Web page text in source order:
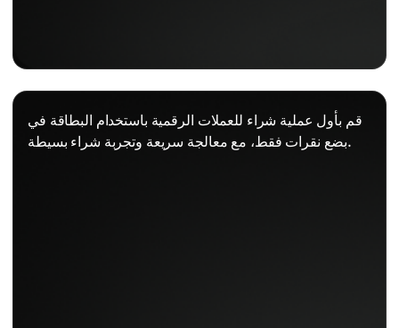
قم بأول عملية شراء للعملات الرقمية باستخدام البطاقة في
بضع نقرات فقط، مع معالجة سريعة وتجربة شراء بسيطة.